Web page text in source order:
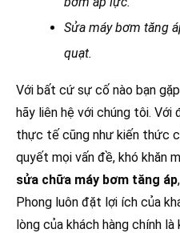
Sửa máy bơm tăng
quạt.
Với bất cứ sự cố nào bạn
hãy liên hệ với chúng tôi. Với
thực tế cũng như kiến thức
quyết mọi vấn đề, khó khăn
sửa chữa máy bơm tăng áp
Phong luôn đặt lợi ích của
lòng của khách hàng chính